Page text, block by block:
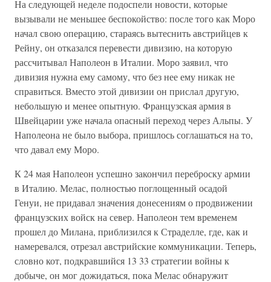
На следующей неделе подоспели новости, которые
вызывали не меньшее беспокойство: после того как Моро
начал свою операцию, стараясь вытеснить австрийцев к
Рейну, он отказался перевести дивизию, на которую
рассчитывал Наполеон в Италии. Моро заявил, что
дивизия нужна ему самому, что без нее ему никак не
справиться. Вместо этой дивизии он прислал другую,
небольшую и менее опытную. Французская армия в
Швейцарии уже начала опасный переход через Альпы. У
Наполеона не было выбора, пришлось соглашаться на то,
что давал ему Моро.
К 24 мая Наполеон успешно закончил переброску армии
в Италию. Мелас, полностью поглощенный осадой
Генуи, не придавал значения донесениям о продвижении
французских войск на север. Наполеон тем временем
прошел до Милана, приблизился к Страделле, где, как и
намеревался, отрезал австрийские коммуникации. Теперь,
словно кот, подкравшийся 13 33 стратегии войны к
добыче, он мог дожидаться, пока Мелас обнаружит